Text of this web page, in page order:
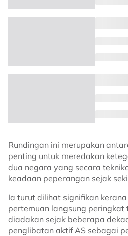
Rundingan ini merupakan
penting untuk meredakan
dua negara yang secara
keadaan peperangan sejak
Ia turut dilihat signifikan
pertemuan langsung
diadakan sejak beberapa
penglibatan aktif AS sebagai